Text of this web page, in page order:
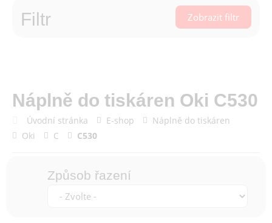
Filtr Zobrazit filtr
Náplně do tiskáren Oki C530
Úvodní stránka E-shop
Náplně do tiskáren
Oki
C C530
Způsob řazení